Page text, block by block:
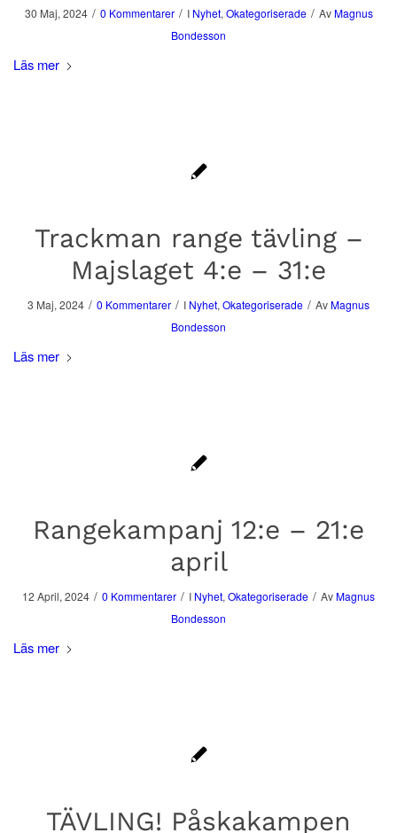
30 Maj, 2024 / 0 Kommentarer / I Nyhet, Okategoriserade / Av Magnus
Bondesson
Läs mer
Trackman range tävling –
Majslaget 4:e – 31:e
3 Maj, 2024 / 0 Kommentarer / I Nyhet, Okategoriserade / Av Magnus
Bondesson
Läs mer
Rangekampanj 12:e – 21:e
april
12 April, 2024 / 0 Kommentarer / I Nyhet, Okategoriserade / Av Magnus
Bondesson
Läs mer
TÄVLING! Påskakampen